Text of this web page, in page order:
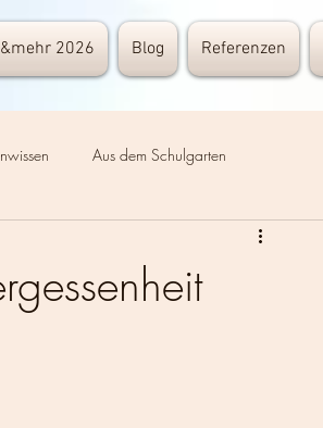
2026 Blog Referenzen
Aus dem Schulgarten